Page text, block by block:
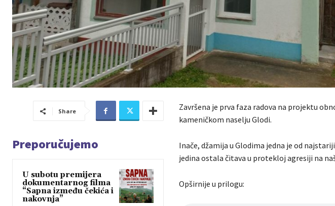
Share
Preporučujemo
U subotu premijera
dokumentarnog filma
“Sapna između čekića i
nakovnja”
Završena je prva faza radova na projektu
kameničkom naselju Glodi.
Inače, džamija u Glodima jedna je od
jedina ostala čitava u protekloj agresiji na
Opširnije u prilogu: